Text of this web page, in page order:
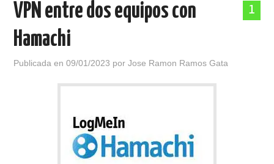
1
VPN entre dos equipos con
Hamachi
Publicada en09/01/2023 porJose Ramon Ramos Gata